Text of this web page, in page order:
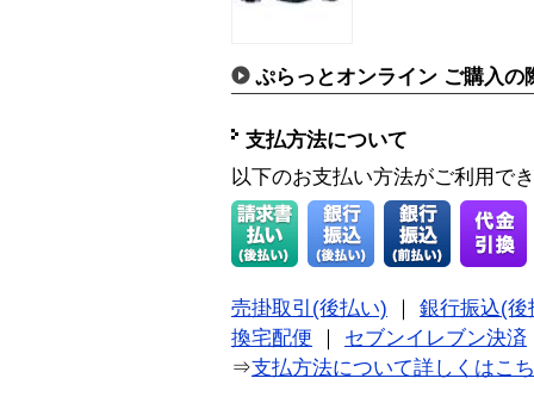
ぷらっとオンライン ご購入の
支払方法について
以下のお支払い方法がご利用で
売掛取引(後払い)
銀行振込(後
換宅配便
セブンイレブン決済
⇒支払方法について詳しくはこ